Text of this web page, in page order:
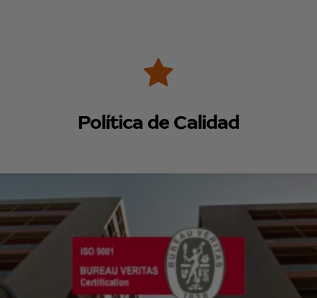
Política de Calidad